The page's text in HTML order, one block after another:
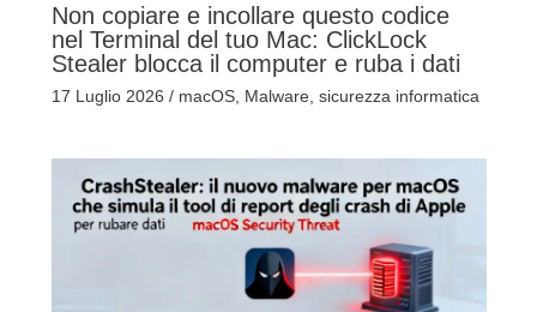
Non copiare e incollare questo codice
nel Terminal del tuo Mac: ClickLock
Stealer blocca il computer e ruba i dati
17 Luglio 2026 / macOS, Malware, sicurezza informatica